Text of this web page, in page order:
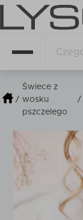
/
Świece z
wosku
pszczelego
/